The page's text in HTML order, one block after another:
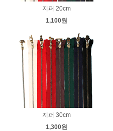
지퍼 20cm
1,100원
지퍼 30cm
1,300원